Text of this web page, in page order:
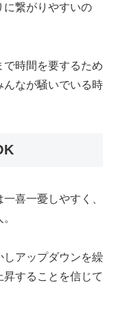
に繋がりやすいの
時間を要するため
んなが騒いでいる時
喜一憂しやすく、
しアップダウンを繰
することを信じて